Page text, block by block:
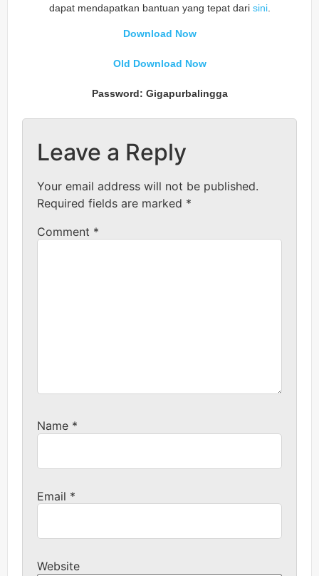
dapat mendapatkan bantuan yang tepat dari sini.
Download Now
Old Download Now
Password: Gigapurbalingga
Leave a Reply
Your email address will not be published.
Required fields are marked *
Comment *
Name *
Email *
Website